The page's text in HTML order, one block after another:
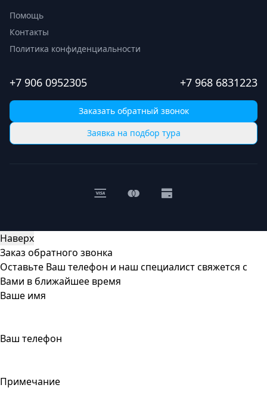
Помощь
Контакты
Политика конфиденциальности
+7 906 0952305 +7 968 6831223
Заказать обратный звонок
Заявка на подбор тура
Наверх
Заказ обратного звонка
Оставьте Ваш телефон и наш специалист свяжется с
Вами в ближайшее время
Ваше имя
Ваш телефон
Примечание